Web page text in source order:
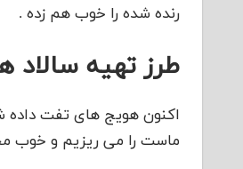
رنده شده را خوب هم زده .
طرز تهیه سالاد
اکنون هویج های تفت داده
ماست را می ریزیم و خوب